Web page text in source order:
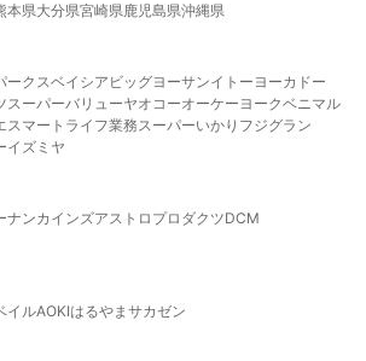
本県大分県宮崎県鹿児島県沖縄県
ークスベイシア ビッグヨーサンイトーヨーカドー
スーパーバリューヤオコーオーケー ヨークベニマル
スマート ライフ業務スーパーいかり フジグラン
イズミヤ
ナンカインズアストロプロダクツDCM
イルAOKIはるやま サカゼン